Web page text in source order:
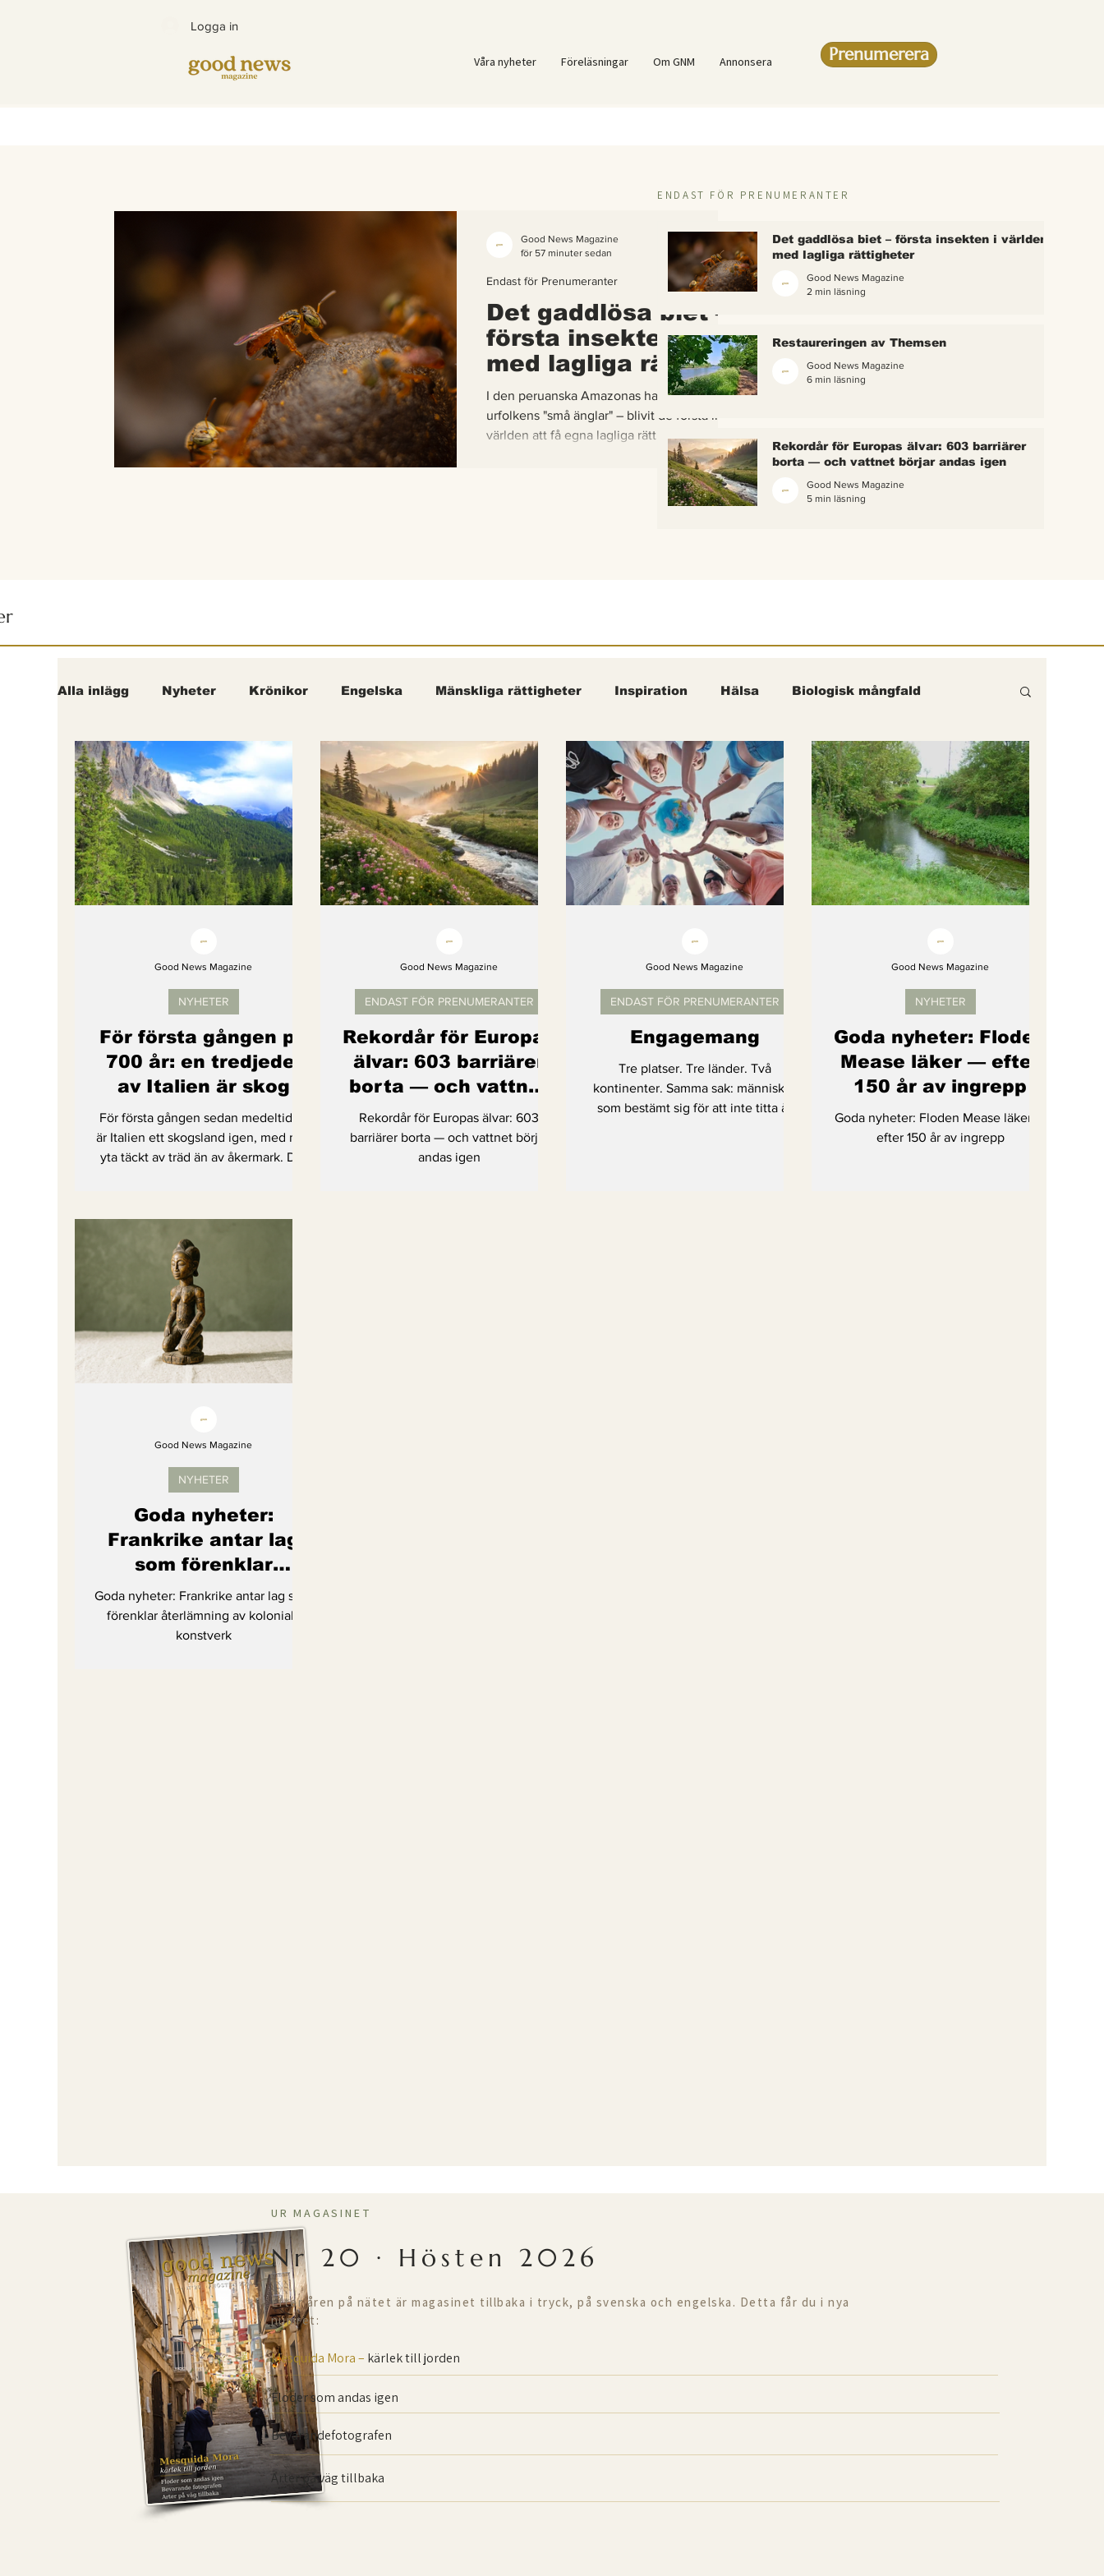
Logga in
Våra nyheter Föreläsningar Om GNM Annonsera Prenumerera
Det gaddlösa biet –
första insekten i världen
med lagliga rättigheter
I den peruanska Amazonas har de gaddlösa bina –
urfolkens "små änglar" – blivit de första insekterna i
världen att få egna lagliga rättigheter. En berättelse
om hur vetenskap, urfolkskunskap och juridik gick
samman för att skydda regnskogens minsta
Endast för Prenumeranter
Good News Magazine
för 57 minuter sedan
ENDAST FÖR PRENUMERANTER
Det gaddlösa biet – första insekten i världen
med lagliga rättigheter
Good News Magazine
2 min läsning
Restaureringen av Themsen
Good News Magazine
6 min läsning
Rekordår för Europas älvar: 603 barriärer
borta — och vattnet börjar andas igen
Good News Magazine
5 min läsning
Alla inlägg Nyheter Krönikor Engelska Mänskliga rättigheter Inspiration Hälsa Biologisk mångfald
Bättre värld Djurens rättigheter Kvinnors rättigheter Klimatmål Förnybar energi Artikel Barns rättigheter
fredligare värld Kände du till.... Erbjudanden Videoklipp Framsteg Arter som återhämtar sig
Endast för Prenumeranter
För första gången på
700 år: en tredjedel
av Italien är skog
För första gången sedan medeltiden
är Italien ett skogsland igen, med mer
yta täckt av träd än av åkermark. Det
tillbaka till landsbygden.
NYHETER
Good News Magazine
Rekordår för Europas
älvar: 603 barriärer
borta — och vattnet
börjar andas igen
Rekordår för Europas älvar: 603
barriärer borta — och vattnet börjar
andas igen
ENDAST FÖR PRENUMERANTER
Good News Magazine
Engagemang
Tre platser. Tre länder. Två
kontinenter. Samma sak: människor
som bestämt sig för att inte titta åt
ENDAST FÖR PRENUMERANTER
Good News Magazine
Goda nyheter: Floden
Mease läker — efter
150 år av ingrepp
Goda nyheter: Floden Mease läker —
efter 150 år av ingrepp
NYHETER
Good News Magazine
Goda nyheter:
Frankrike antar lag
som förenklar
återlämning av
koloniala konstverk
Goda nyheter: Frankrike antar lag som
förenklar återlämning av koloniala
konstverk
NYHETER
Good News Magazine
UR MAGASINET
Nr 20 · Hösten 2026
Efter åren på nätet är magasinet tillbaka i tryck, på svenska och engelska. Detta får du i nya
numret:
Mesquida Mora – kärlek till jorden
Floder som andas igen
Bevarande­fotografen
Arter på väg tillbaka